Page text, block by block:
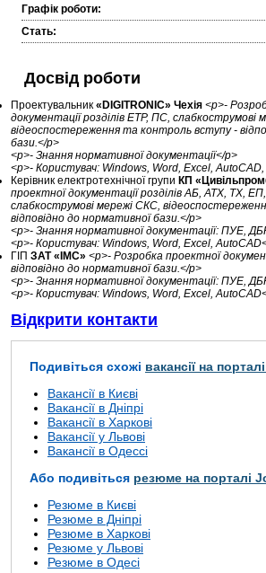
Графік роботи:
Стать:
Досвід роботи
Проектувальник «DIGITRONIC» Чехія <p>-
документації розділів ЕТР, ПС, слабкострумові
відеоспостереження та контроль вступу -
бази.</p>
<p>- Знання нормативної документації</p>
<p>- Користувач: Windows, Word, Excel,
Керівник електротехнічної групи КП
проектної документації розділів АБ, АТХ, ТХ,
слабкострумові мережі СКС,
відповідно до нормативної бази.</p>
<p>- Знання нормативної документації: ПУЕ,
<p>- Користувач: Windows, Word, Excel,
ГІП ЗАТ «ІМС» <p>- Розробка проектної
відповідно до нормативної бази.</p>
<p>- Знання нормативної документації: ПУЕ,
<p>- Користувач: Windows, Word, Excel,
Відкрити контакти
Подивіться схожі вакансії на
Вакансії в Києві
Вакансії в Дніпрі
Вакансії в Харкові
Вакансії у Львові
Вакансії в Одессі
Або подивіться резюме на порталі
Резюме в Києві
Резюме в Дніпрі
Резюме в Харкові
Резюме у Львові
Резюме в Одесі